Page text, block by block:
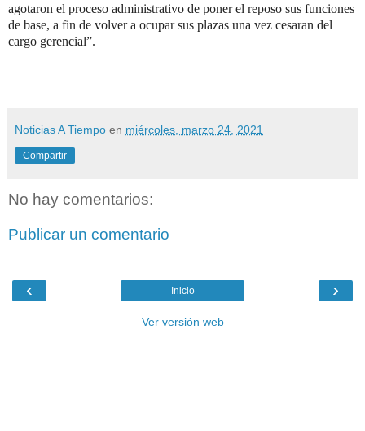
agotaron el proceso administrativo de poner el reposo sus funciones
de base, a fin de volver a ocupar sus plazas una vez cesaran del
cargo gerencial”.
Noticias A Tiempo en miércoles, marzo 24, 2021
Compartir
No hay comentarios:
Publicar un comentario
‹ ›
Inicio
Ver versión web